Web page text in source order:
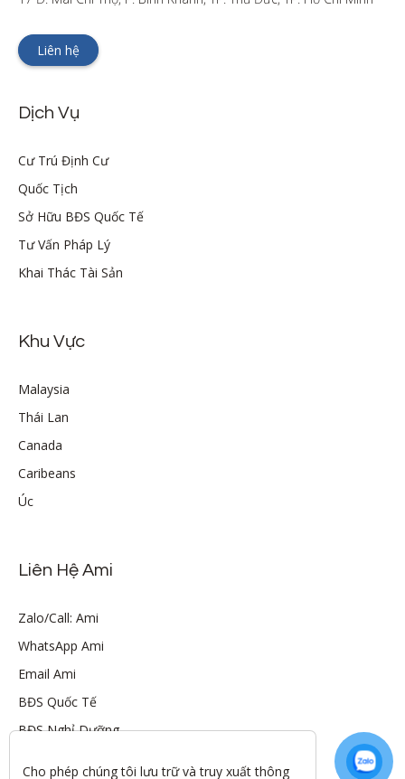
Liên hệ
Dịch Vụ
Cư Trú Định Cư
Quốc Tịch
Sở Hữu BĐS Quốc Tế
Tư Vấn Pháp Lý
Khai Thác Tài Sản
Khu Vực
Malaysia
Thái Lan
Canada
Caribeans
Úc
Liên Hệ Ami
Zalo/Call: Ami
WhatsApp Ami
Email Ami
BĐS Quốc Tế
BĐS Nghỉ Dưỡng
Cho phép chúng tôi lưu trữ và truy xuất thông